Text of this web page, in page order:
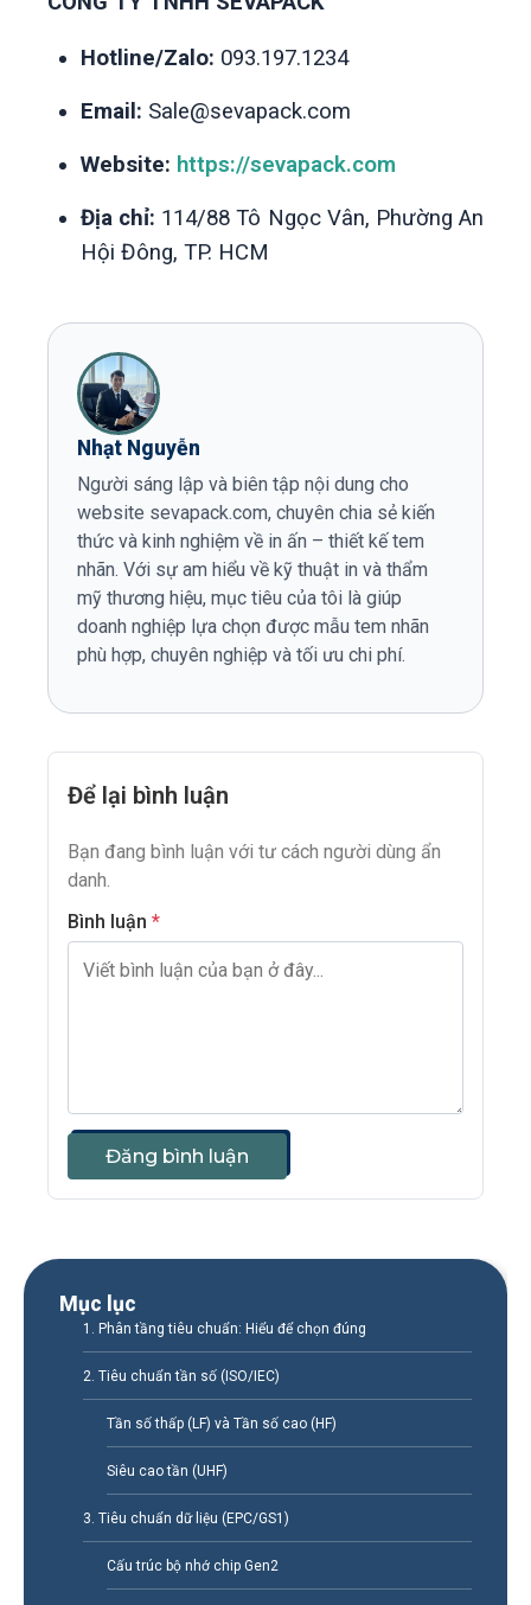
Hotline/Zalo: 093.197.1234
Email: Sale@sevapack.com
Website: https://sevapack.com
Địa chỉ: 114/88 Tô Ngọc Vân, Phường An
Hội Đông, TP. HCM
Nhạt Nguyễn
Người sáng lập và biên tập nội dung cho
website sevapack.com, chuyên chia sẻ kiến
thức và kinh nghiệm về in ấn – thiết kế tem
nhãn. Với sự am hiểu về kỹ thuật in và thẩm
mỹ thương hiệu, mục tiêu của tôi là giúp
doanh nghiệp lựa chọn được mẫu tem nhãn
phù hợp, chuyên nghiệp và tối ưu chi phí.
Để lại bình luận
Bạn đang bình luận với tư cách người dùng ẩn
danh.
Bình luận *
Đăng bình luận
Mục lục
1. Phân tầng tiêu chuẩn: Hiểu để chọn đúng
2. Tiêu chuẩn tần số (ISO/IEC)
Tần số thấp (LF) và Tần số cao (HF)
Siêu cao tần (UHF)
3. Tiêu chuẩn dữ liệu (EPC/GS1)
Cấu trúc bộ nhớ chip Gen2